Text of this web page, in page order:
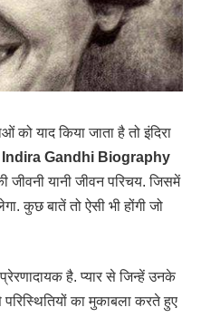
याद किया जाता है तो इंदिरा
Indira Gandhi Biography
जीवनी यानी जीवन परिचय. जिसमें
कुछ बातें तो ऐसी भी होंगी जो
प्रेरणादायक है. प्यार से जिन्हें उनके
का मुकाबला करते हुए